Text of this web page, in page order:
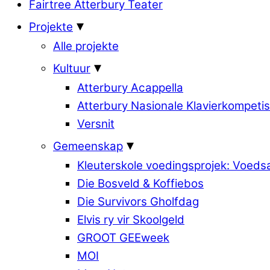
Fairtree Atterbury Teater
Projekte
Alle projekte
Kultuur
Atterbury Acappella
Atterbury Nasionale
Versnit
Gemeenskap
Kleuterskole voedingsprojek:
Die Bosveld & Koffiebos
Die Survivors Gholfdag
Elvis ry vir Skoolgeld
GROOT GEEweek
MOI